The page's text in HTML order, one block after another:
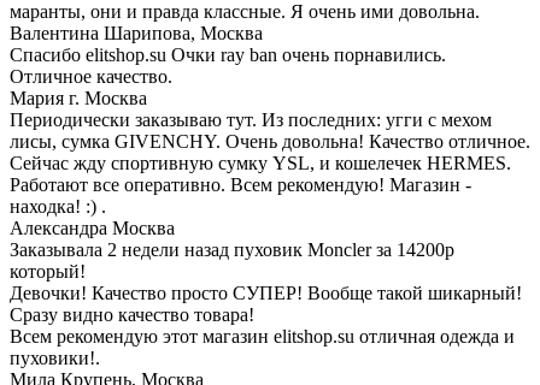
маранты, они и правда классные. Я очень ими довольна.
Валентина Шарипова, Москва
Спасибо elitshop.su Очки ray ban очень порнавились.
Отличное качество.
Мария г. Москва
Периодически заказываю тут. Из последних: угги с мехом
лисы, сумка GIVENCHY. Очень довольна! Качество отличное.
Сейчас жду спортивную сумку YSL, и кошелечек HERMES.
Работают все оперативно. Всем рекомендую! Магазин -
находка! :) .
Александра Москва
Заказывала 2 недели назад пуховик Moncler за 14200р
который!
Девочки! Качество просто СУПЕР! Вообще такой шикарный!
Сразу видно качество товара!
Всем рекомендую этот магазин elitshop.su отличная одежда и
пуховики!.
Мила Крупень, Москва